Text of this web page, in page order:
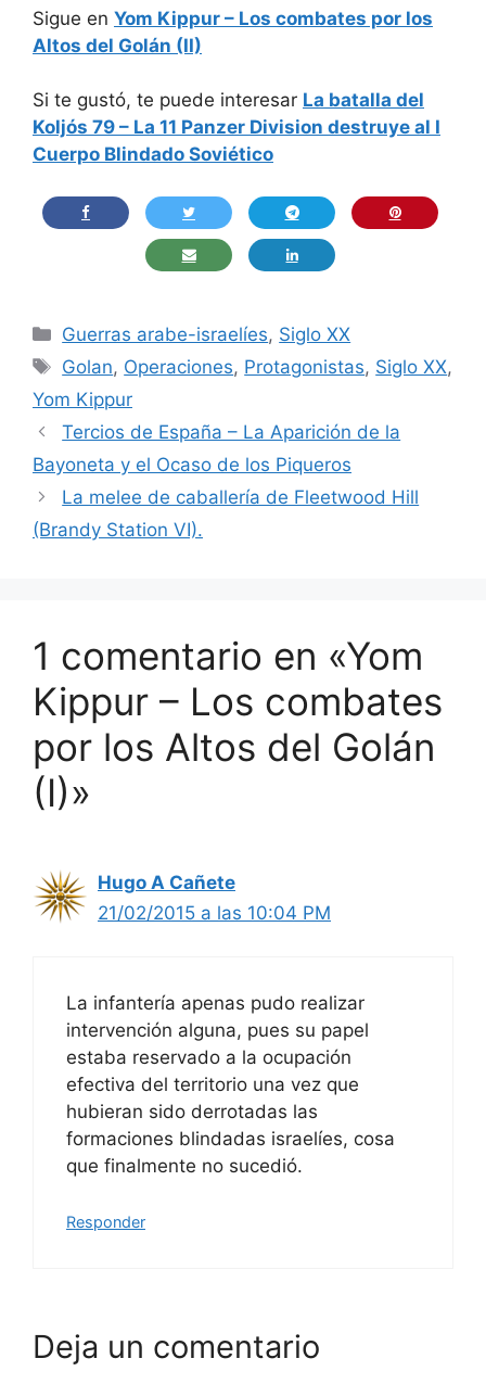
Sigue en Yom Kippur – Los combates por los
Altos del Golán (II)
Si te gustó, te puede interesar La batalla del
Koljós 79 – La 11 Panzer Division destruye al I
Cuerpo Blindado Soviético
Categorías
Guerras arabe-israelíes, Siglo XX
Etiquetas
Golan, Operaciones, Protagonistas, Siglo XX,
Yom Kippur
Tercios de España – La Aparición de la
Bayoneta y el Ocaso de los Piqueros
La melee de caballería de Fleetwood Hill
(Brandy Station VI).
1 comentario en «Yom
Kippur – Los combates
por los Altos del Golán
(I)»
Hugo A Cañete
21/02/2015 a las 10:04 PM
La infantería apenas pudo realizar
intervención alguna, pues su papel
estaba reservado a la ocupación
efectiva del territorio una vez que
hubieran sido derrotadas las
formaciones blindadas israelíes, cosa
que finalmente no sucedió.
Responder
Deja un comentario